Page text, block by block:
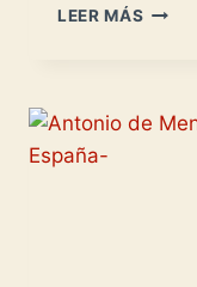
LEER MÁS